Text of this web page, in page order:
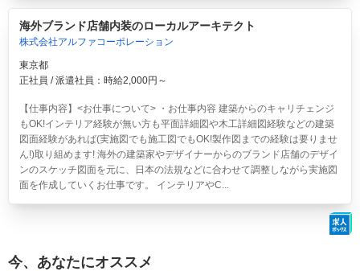
海外ブランド店舗内装のローカルアーキテクト
株式会社アルファコーポレーション
東京都
正社員 / 派遣社員：時給2,000円～
【仕事内容】<お仕事について> ・お仕事内容 建築からのキャリチェンジ
もOK!インテリア経験が無い方も平面詳細図や木工詳細図経験などの建築
図面経験があれば(実施図でも施工図でもOK!製作図までの経験は要りませ
ん!)取り組めます! 海外の建築家やデザイナーからのブランド店舗のデザイ
ンのスケッチ図面を元に、日本の法規などに合わせて調整しながら実施図
面を作成していくお仕事です。 インテリアやC...
今、あなたにオススメ